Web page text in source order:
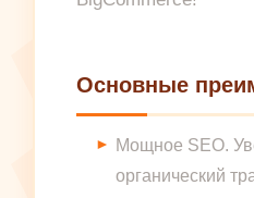
Основные
Мощное SEO.
органический